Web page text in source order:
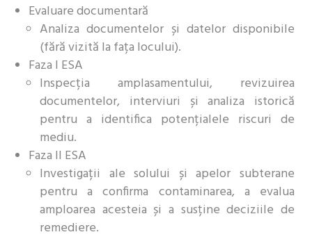
Evaluare documentară
Analiza documentelor și datelor disponibile
(fără vizită la fața locului).
Faza I ESA
Inspecția amplasamentului, revizuirea
documentelor, interviuri și analiza istorică
pentru a identifica potențialele riscuri de
mediu.
Faza II ESA
Investigații ale solului și apelor subterane
pentru a confirma contaminarea, a evalua
amploarea acesteia și a susține deciziile de
remediere.